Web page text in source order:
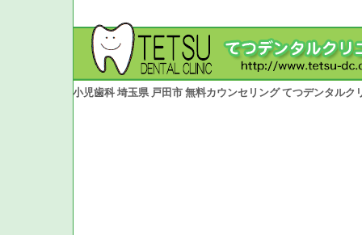
小児歯科 埼玉県 戸田市 無料カウンセリング てつデンタルク